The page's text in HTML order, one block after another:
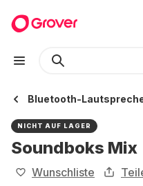
Bluetooth-
NICHT AUF LAGER
Soundboks Mix
Wunschliste